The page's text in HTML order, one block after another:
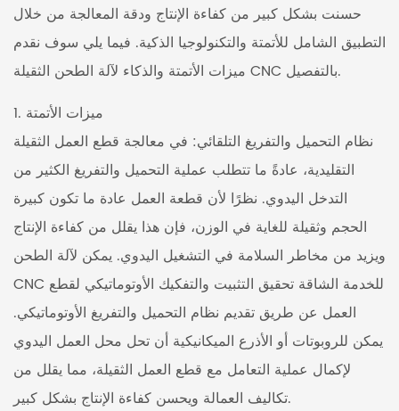
حسنت بشكل كبير من كفاءة الإنتاج ودقة المعالجة من خلال
التطبيق الشامل للأتمتة والتكنولوجيا الذكية. فيما يلي سوف نقدم
ميزات الأتمتة والذكاء لآلة الطحن الثقيلة CNC بالتفصيل.
1. ميزات الأتمتة
نظام التحميل والتفريغ التلقائي: في معالجة قطع العمل الثقيلة
التقليدية، عادةً ما تتطلب عملية التحميل والتفريغ الكثير من
التدخل اليدوي. نظرًا لأن قطعة العمل عادة ما تكون كبيرة
الحجم وثقيلة للغاية في الوزن، فإن هذا يقلل من كفاءة الإنتاج
ويزيد من مخاطر السلامة في التشغيل اليدوي. يمكن لآلة الطحن
CNC للخدمة الشاقة تحقيق التثبيت والتفكيك الأوتوماتيكي لقطع
العمل عن طريق تقديم نظام التحميل والتفريغ الأوتوماتيكي.
يمكن للروبوتات أو الأذرع الميكانيكية أن تحل محل العمل اليدوي
لإكمال عملية التعامل مع قطع العمل الثقيلة، مما يقلل من
تكاليف العمالة ويحسن كفاءة الإنتاج بشكل كبير.